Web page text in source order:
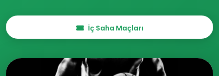
İç Saha Maçları